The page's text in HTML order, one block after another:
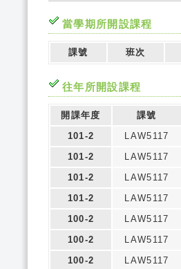
當學期所開設課程
課號 班次
往年所開設課程
開課年度 課號
101-2
LAW5117
101-2
LAW5117
101-2
LAW5117
101-2
LAW5117
100-2
LAW5117
100-2
LAW5117
100-2
LAW5117